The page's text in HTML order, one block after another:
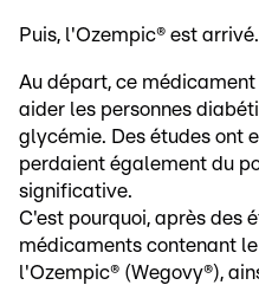
Puis, l'Ozempic® est arrivé.
Au départ, ce
aider les personnes
glycémie. Des études ont
perdaient également du
significative.
C'est pourquoi, après des
médicaments contenant
l'Ozempic® (Wegovy®),